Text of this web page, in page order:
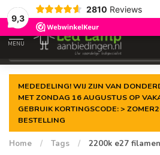
9,3
2810 Reviews
Gegarandeerde delaagste prijs
MENU
MEDEDELING! WIJ ZIJN VAN
MET ZONDAG 16 AUGUSTUS OP
GEBRUIK KORTINGSCODE: >
BESTELLING
Home / Tags / 2200k e27